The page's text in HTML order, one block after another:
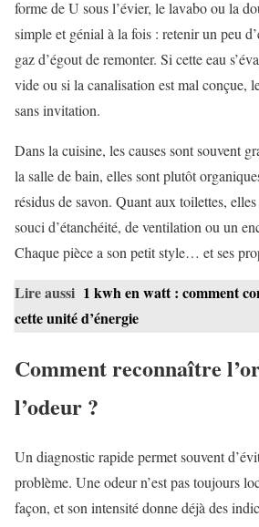
forme de U sous l’évier, le lavabo ou la
simple et génial à la fois : retenir un peu
gaz d’égout de remonter. Si cette eau
vide ou si la canalisation est mal conçue,
sans invitation.
Dans la cuisine, les causes sont souvent
la salle de bain, elles sont plutôt
résidus de savon. Quant aux toilettes,
souci d’étanchéité, de ventilation ou un
Chaque pièce a son petit style… et ses
Lire aussi 1 kwh en watt : comment
cette unité d’énergie
Comment reconnaître
l’odeur ?
Un diagnostic rapide permet souvent
problème. Une odeur n’est pas toujours
façon, et son intensité donne déjà des